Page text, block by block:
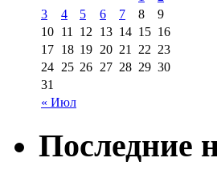
« Июл
3
4 5 6 7 8
9
10 11 12 13 14 15 16
17 18 19 20 21 22 23
24 25 26 27 28 29 30
31
Последние